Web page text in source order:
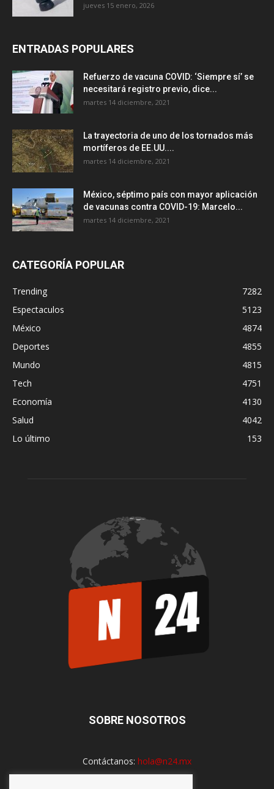
jueves 15 enero, 2026
ENTRADAS POPULARES
Refuerzo de vacuna COVID: ‘Siempre sí’ se
necesitará registro previo, dice...
martes 14 diciembre, 2021
La trayectoria de uno de los tornados más
mortíferos de EE.UU....
martes 14 diciembre, 2021
México, séptimo país con mayor aplicación
de vacunas contra COVID-19: Marcelo...
martes 14 diciembre, 2021
CATEGORÍA POPULAR
Trending
7282
Espectaculos
5123
México
4874
Deportes
4855
Mundo
4815
Tech
4751
Economía
4130
Salud
4042
Lo último
153
SOBRE NOSOTROS
Contáctanos: hola@n24.mx